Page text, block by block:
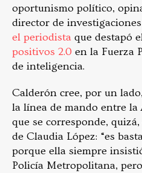
oportunismo político,
director de
el periodista que destapó
positivos 2.0 en la Fuerza
de inteligencia.
Calderón cree, por un
la línea de mando entre la
que se corresponde,
de Claudia López: “es
porque ella siempre
Policía Metropolitana,